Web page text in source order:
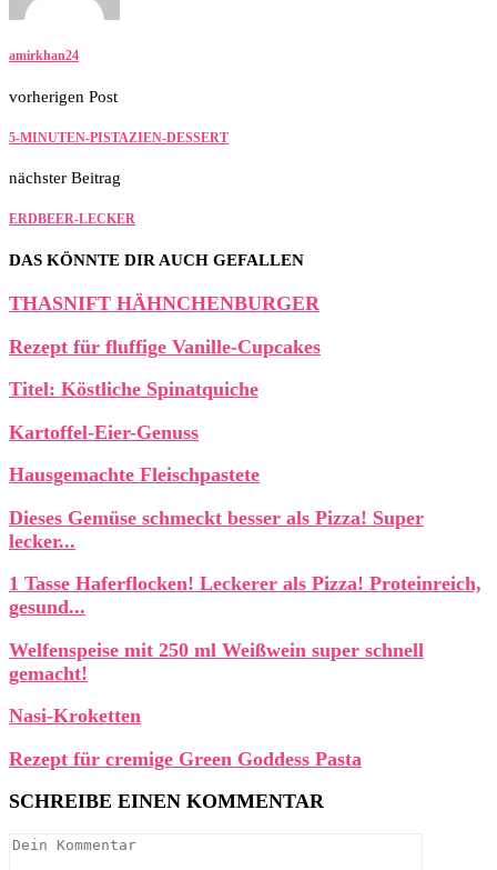
amirkhan24
vorherigen Post
5-MINUTEN-PISTAZIEN-DESSERT
nächster Beitrag
ERDBEER-LECKER
DAS KÖNNTE DIR AUCH GEFALLEN
THASNIFT HÄHNCHENBURGER
Rezept für fluffige Vanille-Cupcakes
Titel: Köstliche Spinatquiche
Kartoffel-Eier-Genuss
Hausgemachte Fleischpastete
Dieses Gemüse schmeckt besser als Pizza! Super
lecker...
1 Tasse Haferflocken! Leckerer als Pizza! Proteinreich,
gesund...
Welfenspeise mit 250 ml Weißwein super schnell
gemacht!
Nasi-Kroketten
Rezept für cremige Green Goddess Pasta
SCHREIBE EINEN KOMMENTAR